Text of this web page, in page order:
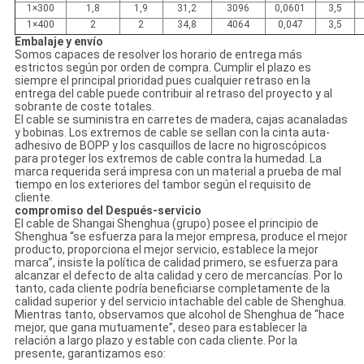
1×300
1,8 1,9 31,2 3096 0,0601
3,5
1×400
2 2 34,8 4064 0,047 3,5
Embalaje y envío
Somos capaces de resolver los horario de entrega más
estrictos según por orden de compra. Cumplir el plazo es
siempre el principal prioridad pues cualquier retraso en la
entrega del cable puede contribuir al retraso del proyecto y al
sobrante de coste totales.
El cable se suministra en carretes de madera, cajas acanaladas
y bobinas. Los extremos de cable se sellan con la cinta auta-
adhesivo de BOPP y los casquillos de lacre no higroscópicos
para proteger los extremos de cable contra la humedad. La
marca requerida será impresa con un material a prueba de mal
tiempo en los exteriores del tambor según el requisito de
cliente.
compromiso del Después-servicio
El cable de Shangai Shenghua (grupo) posee el principio de
Shenghua “se esfuerza para la mejor empresa, produce el mejor
producto, proporciona el mejor servicio, establece la mejor
marca”, insiste la política de calidad primero, se esfuerza para
alcanzar el defecto de alta calidad y cero de mercancías. Por lo
tanto, cada cliente podría beneficiarse completamente de la
calidad superior y del servicio intachable del cable de Shenghua.
Mientras tanto, observamos que alcohol de Shenghua de “hace
mejor, que gana mutuamente”, deseo para establecer la
relación a largo plazo y estable con cada cliente. Por la
presente, garantizamos eso: